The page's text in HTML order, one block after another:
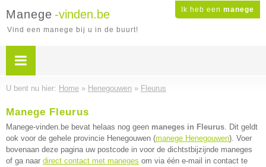
Ik heb een manege
Manege -vinden.be
Vind een manege bij u in de buurt!
U bent nu hier: Home » Henegouwen » Fleurus
Manege Fleurus
Manege-vinden.be bevat helaas nog geen maneges in Fleurus. Dit geldt
ook voor de gehele provincie Henegouwen (manege Henegouwen). Voer
bovenaan deze pagina uw postcode in voor de dichtstbijzijnde maneges
of ga naar direct contact met maneges om via één e-mail in contact te